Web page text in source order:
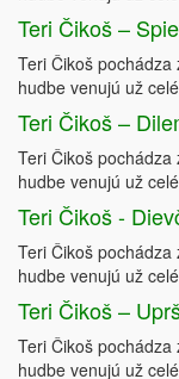
Teri Čikoš –
Teri Čikoš
hudbe venujú už
Teri Čikoš –
Teri Čikoš
hudbe venujú už
Teri Čikoš -
Teri Čikoš
hudbe venujú už
Teri Čikoš –
Teri Čikoš
hudbe venujú už